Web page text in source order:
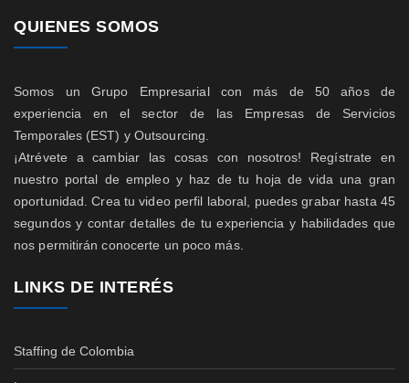
QUIENES SOMOS
Somos un Grupo Empresarial con más de 50 años de
experiencia en el sector de las Empresas de Servicios
Temporales (EST) y Outsourcing.
¡Atrévete a cambiar las cosas con nosotros! Regístrate en
nuestro portal de empleo y haz de tu hoja de vida una gran
oportunidad. Crea tu video perfil laboral, puedes grabar hasta 45
segundos y contar detalles de tu experiencia y habilidades que
nos permitirán conocerte un poco más.
LINKS DE INTERÉS
Staffing de Colombia